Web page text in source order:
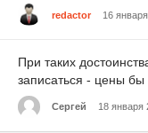
redactor 16
При таких
записаться - цены
Сергей 18 января